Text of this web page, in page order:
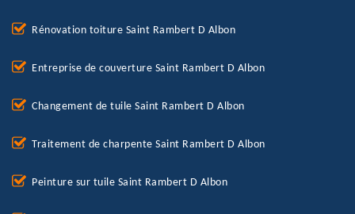
Rénovation toiture Saint Rambert D Albon
Entreprise de couverture Saint Rambert D Albon
Changement de tuile Saint Rambert D Albon
Traitement de charpente Saint Rambert D Albon
Peinture sur tuile Saint Rambert D Albon